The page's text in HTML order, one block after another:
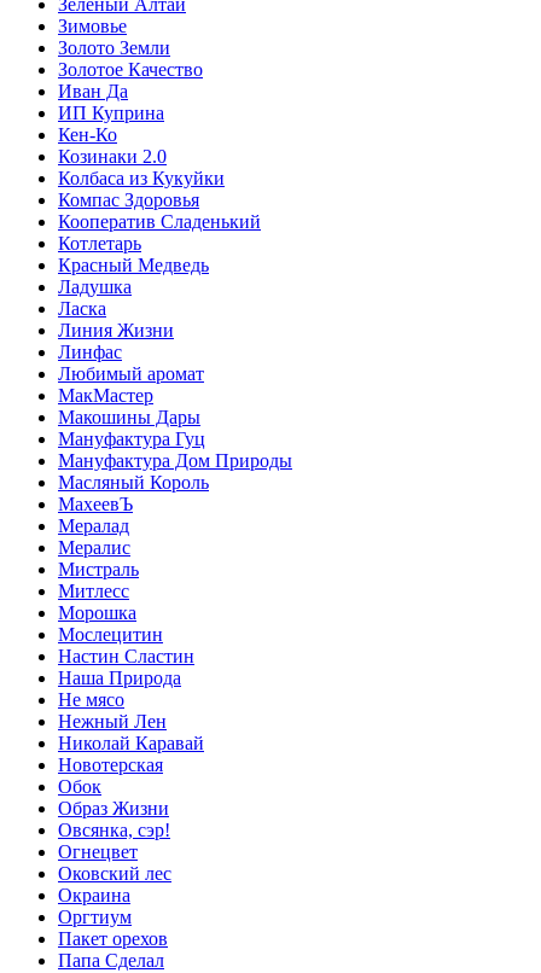
Зеленый Алтай
Зимовье
Золото Земли
Золотое Качество
Иван Да
ИП Куприна
Кен-Ко
Козинаки 2.0
Колбаса из Кукуйки
Компас Здоровья
Кооператив Сладенький
Котлетарь
Красный Медведь
Ладушка
Ласка
Линия Жизни
Линфас
Любимый аромат
МакМастер
Макошины Дары
Мануфактура Гуц
Мануфактура Дом Природы
Масляный Король
МахеевЪ
Мералад
Мералис
Мистраль
Митлесс
Морошка
Мослецитин
Настин Сластин
Наша Природа
Не мясо
Нежный Лен
Николай Каравай
Новотерская
Обок
Образ Жизни
Овсянка, сэр!
Огнецвет
Оковский лес
Окраина
Оргтиум
Пакет орехов
Папа Сделал